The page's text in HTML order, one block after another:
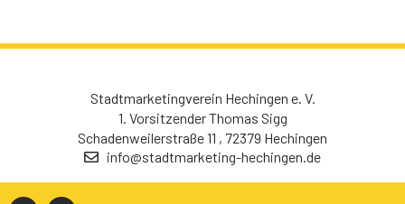
Stadtmarketingverein Hechingen e. V.
1. Vorsitzender Thomas Sigg
Schadenweilerstraße 11 , 72379 Hechingen
info@stadtmarketing-hechingen.de